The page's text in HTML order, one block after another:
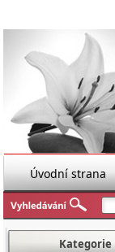
Úvodní strana
Kategorie